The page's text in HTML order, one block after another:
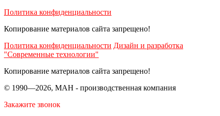
Политика конфиденциальности
Копирование материалов сайта запрещено!
Политика конфиденциальности Дизайн и разработка
"Современные технологии"
Копирование материалов сайта запрещено!
© 1990—2026, МАН - производственная компания
Закажите звонок